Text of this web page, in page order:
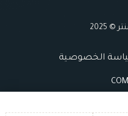
2025
الخصوصية